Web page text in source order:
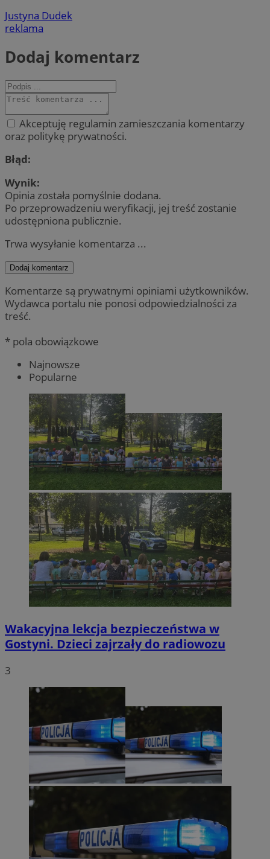
Justyna Dudek
reklama
Dodaj komentarz
Akceptuję regulamin zamieszczania komentarzy
oraz politykę prywatności.
Błąd:
Wynik:
Opinia została pomyślnie dodana.
Po przeprowadzeniu weryfikacji, jej treść zostanie
udostępniona publicznie.
Trwa wysyłanie komentarza ...
Dodaj komentarz
Komentarze są prywatnymi opiniami użytkowników.
Wydawca portalu nie ponosi odpowiedzialności za
treść.
* pola obowiązkowe
Najnowsze
Popularne
Wakacyjna lekcja bezpieczeństwa w
Gostyni. Dzieci zajrzały do radiowozu
3